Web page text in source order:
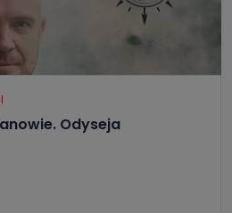
Odyseja